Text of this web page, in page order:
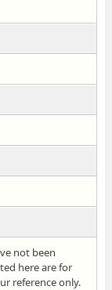
not been
here are for
reference only.